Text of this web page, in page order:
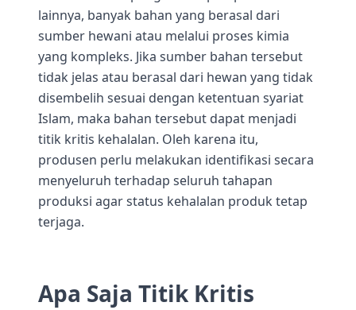
lainnya, banyak bahan yang berasal dari
sumber hewani atau melalui proses kimia
yang kompleks. Jika sumber bahan tersebut
tidak jelas atau berasal dari hewan yang tidak
disembelih sesuai dengan ketentuan syariat
Islam, maka bahan tersebut dapat menjadi
titik kritis kehalalan. Oleh karena itu,
produsen perlu melakukan identifikasi secara
menyeluruh terhadap seluruh tahapan
produksi agar status kehalalan produk tetap
terjaga.
Apa Saja Titik Kritis